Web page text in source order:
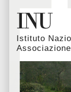
Istituto